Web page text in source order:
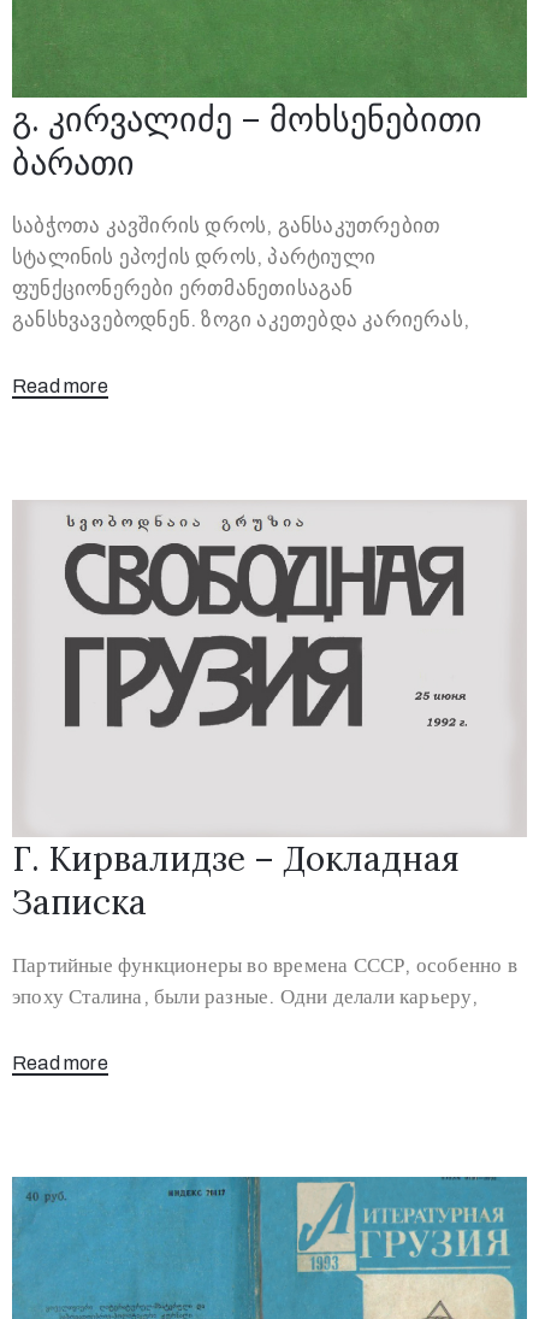
გ. კირვალიძე – მოხსენებითი
ბარათი
საბჭოთა კავშირის დროს, განსაკუთრებით
სტალინის ეპოქის დროს, პარტიული
ფუნქციონერები ერთმანეთისაგან
განსხვავებოდნენ. ზოგი აკეთებდა კარიერას,
Read more
Г. Кирвалидзе – Докладная
Записка
Партийные функционеры во времена СССР, особенно в
эпоху Сталина, были разные. Одни делали карьеру,
Read more